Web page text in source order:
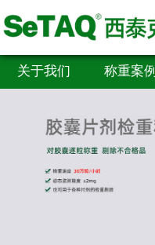
关于我们 称重案例